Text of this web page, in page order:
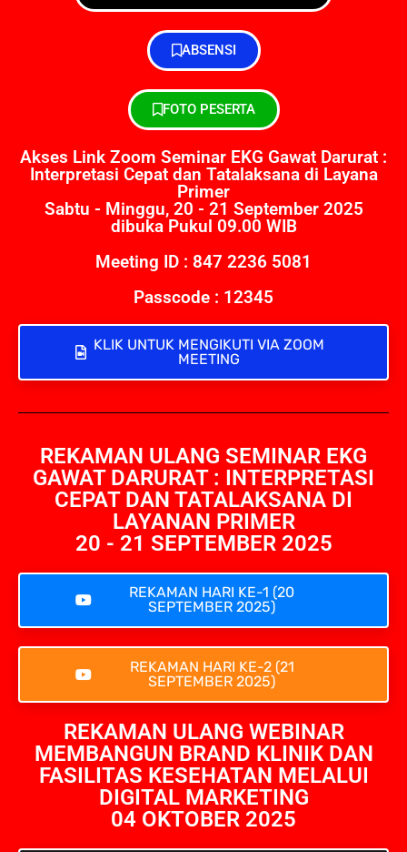
ABSENSI
FOTO PESERTA
Akses Link Zoom Seminar EKG Gawat Darurat :
Interpretasi Cepat dan Tatalaksana di Layana
Primer
Sabtu - Minggu, 20 - 21 September 2025
dibuka Pukul 09.00 WIB
Meeting ID : 847 2236 5081
Passcode : 12345
KLIK UNTUK MENGIKUTI VIA ZOOM
MEETING
REKAMAN ULANG SEMINAR EKG
GAWAT DARURAT : INTERPRETASI
CEPAT DAN TATALAKSANA DI
LAYANAN PRIMER
20 - 21 SEPTEMBER 2025
REKAMAN HARI KE-1 (20
SEPTEMBER 2025)
REKAMAN HARI KE-2 (21
SEPTEMBER 2025)
REKAMAN ULANG WEBINAR
MEMBANGUN BRAND KLINIK DAN
FASILITAS KESEHATAN MELALUI
DIGITAL MARKETING
04 OKTOBER 2025